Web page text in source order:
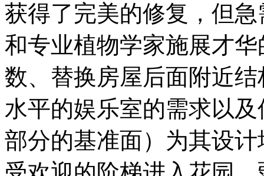
获得了完美的修复，但
和专业植物学家施展才
数、替换房屋后面附近
水平的娱乐室的需求以
部分的基准面）为其设